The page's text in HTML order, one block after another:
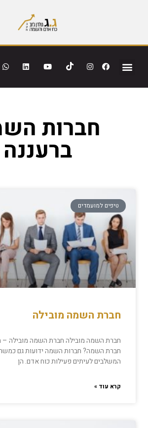
חברות
ברעננה
טיפים למועמדים
חברת השמה מובילה
חברת השמה מובילה חברת השמה מובילה –
חברת השמה? חברות השמה ידועות גם
המשלבים לעיתים פעילות כוח אדם. הן
קרא עוד »